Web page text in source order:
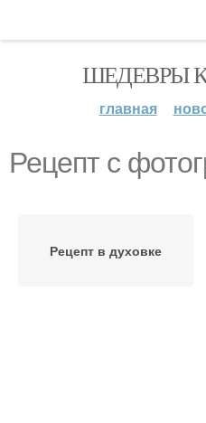
ШЕДЕВРЫ
главная
Рецепт с
Рецепт в духовке